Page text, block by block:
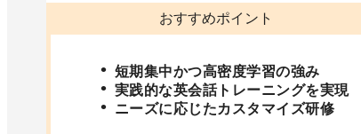
おすすめポイント
短期集中かつ高密度学習の強み
実践的な英会話トレーニングを実現
ニーズに応じたカスタマイズ研修